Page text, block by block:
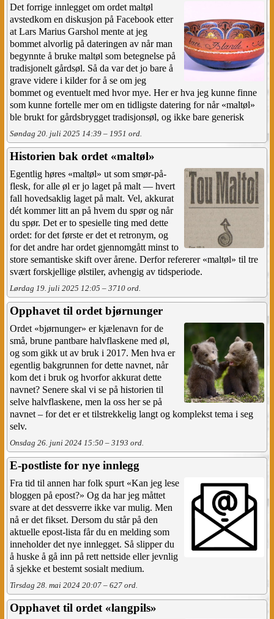
Det forrige innlegget om ordet maltøl
avstedkom en diskusjon på Facebook etter
at Lars Marius Garshol mente at jeg
bommet alvorlig på dateringen av når man
begynnte å bruke maltøl som betegnelse på
tradisjonelt gårdsøl. Så da var det jo bare å
grave videre i kilder for å se om jeg
bommet og eventuelt med hvor mye. Her er hva jeg kunne finne
som kunne fortelle mer om en tidligste datering for når «maltøl»
ble brukt for gårdsbrygget tradisjonsøl, og ikke bare generisk
Søndag 20. juli 2025 14:39 – 1951 ord.
Historien bak ordet «maltøl»
Egentlig høres «maltøl» ut som smør-på-
flesk, for alle øl er jo laget på malt — hvert
fall hovedsaklig laget på malt. Vel, akkurat
dét kommer litt an på hvem du spør og når
du spør. Det er to spesielle ting med dette
ordet: for det første er det et retronym, og
for det andre har ordet gjennomgått minst to
store semantiske skift over årene. Derfor refererer «maltøl» til tre
svært forskjellige ølstiler, avhengig av tidsperiode.
Lørdag 19. juli 2025 12:05 – 3710 ord.
Opphavet til ordet bjørnunger
Ordet «bjørnunger» er kjælenavn for de
små, brune pantbare halvflaskene med øl,
og som gikk ut av bruk i 2017. Men hva er
egentlig bakgrunnen for dette navnet, når
kom det i bruk og hvorfor akkurat dette
navnet? Senere skal vi se på historien til
selve halvflaskene, men la oss her se på
navnet – for det er et tilstrekkelig langt og komplekst tema i seg
selv.
Onsdag 26. juni 2024 15:50 – 3193 ord.
E-postliste for nye innlegg
Fra tid til annen har folk spurt «Kan jeg lese
bloggen på epost?» Og da har jeg måttet
svare at det dessverre ikke var mulig. Men
nå er det fikset. Dersom du står på den
aktuelle epost-lista får du en melding som
inneholder det nye innlegget. Så slipper du
å huske å gå inn på rett nettside eller jevnlig
å sjekke et bestemt sosialt medium.
Tirsdag 28. mai 2024 20:07 – 627 ord.
Opphavet til ordet «langpils»